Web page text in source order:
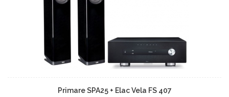
Primare SPA25 + Elac Vela FS 407